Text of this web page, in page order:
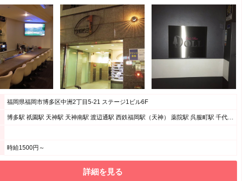
福岡県福岡市博多区中洲2丁目5-21 ステージ1ビル6F
博多駅 祇園駅 天神駅 天神南駅 渡辺通駅 西鉄福岡駅（天神） 薬院駅 呉服町駅 千代県庁口駅 中洲川端駅
時給1500円～
詳細を見る